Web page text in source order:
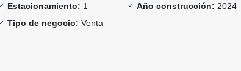
Estacionamiento: 1 Año construcción: 2024
Tipo de negocio: Venta